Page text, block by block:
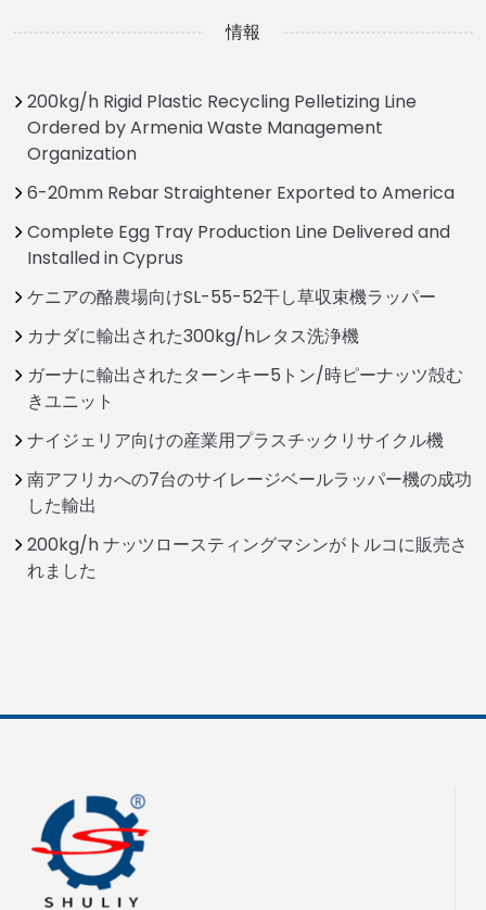
情報
200kg/h Rigid Plastic Recycling Pelletizing Line
Ordered by Armenia Waste Management
Organization
6-20mm Rebar Straightener Exported to America
Complete Egg Tray Production Line Delivered and
Installed in Cyprus
ケニアの酪農場向けSL-55-52干し草収束機ラッパー
カナダに輸出された300kg/hレタス洗浄機
ガーナに輸出されたターンキー5トン/時ピーナッツ殻む
きユニット
ナイジェリア向けの産業用プラスチックリサイクル機
南アフリカへの7台のサイレージベールラッパー機の成功
した輸出
200kg/h ナッツロースティングマシンがトルコに販売さ
れました